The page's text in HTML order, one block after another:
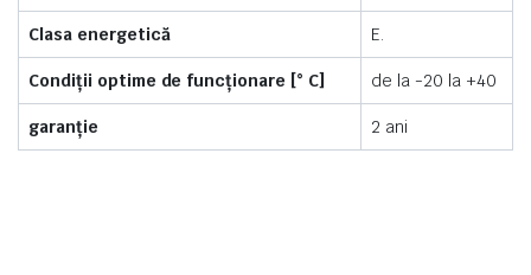
Clasa energetică E.
Condiții optime de funcționare [° C] de la -20 la +40
garanție 2 ani